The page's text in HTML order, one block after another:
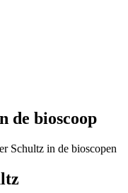
de bioscoop
Schultz in de bioscopen